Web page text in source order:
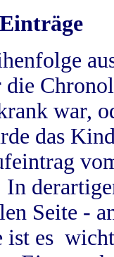
die
war,
das
Seite -
ist es